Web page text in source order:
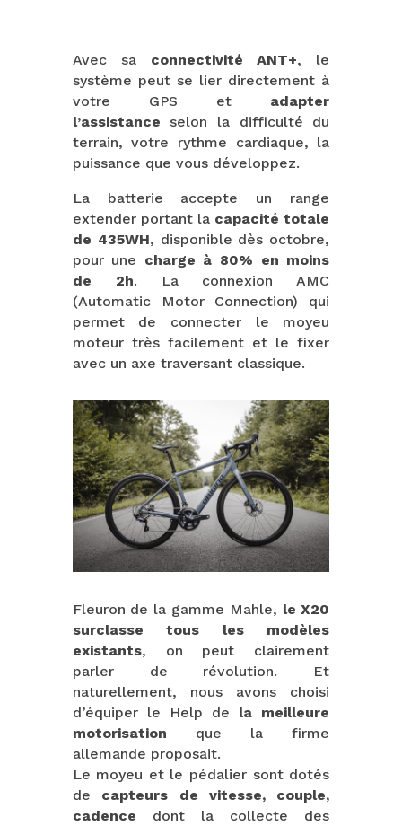
Avec sa connectivité ANT+, le
système peut se lier directement à
votre GPS et adapter
l’assistance selon la difficulté du
terrain, votre rythme cardiaque, la
puissance que vous développez.
La batterie accepte un range
extender portant la capacité totale
de 435WH, disponible dès octobre,
pour une charge à 80% en moins
de 2h. La connexion AMC
(Automatic Motor Connection) qui
permet de connecter le moyeu
moteur très facilement et le fixer
avec un axe traversant classique.
Fleuron de la gamme Mahle, le X20
surclasse tous les modèles
existants, on peut clairement
parler de révolution. Et
naturellement, nous avons choisi
d’équiper le Help de la meilleure
motorisation que la firme
allemande proposait.
Le moyeu et le pédalier sont dotés
de capteurs de vitesse, couple,
cadence dont la collecte des